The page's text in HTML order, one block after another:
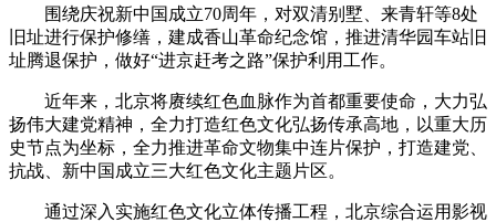
围绕庆祝新中国成立70周年，对双清别墅、来青轩等8处
旧址进行保护修缮，建成香山革命纪念馆，推进清华园车站旧
址腾退保护，做好“进京赶考之路”保护利用工作。
近年来，北京将赓续红色血脉作为首都重要使命，大力弘
扬伟大建党精神，全力打造红色文化弘扬传承高地，以重大历
史节点为坐标，全力推进革命文物集中连片保护，打造建党、
抗战、新中国成立三大红色文化主题片区。
通过深入实施红色文化立体传播工程，北京综合运用影视